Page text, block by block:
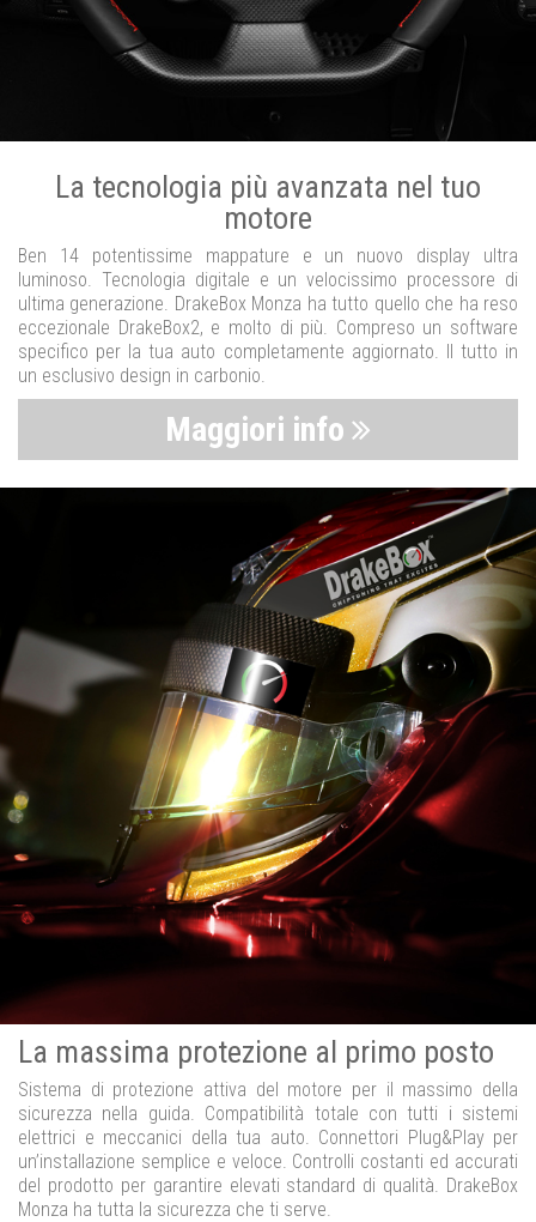
La tecnologia più avanzata nel tuo
motore
Ben 14 potentissime mappature e un nuovo display ultra
luminoso. Tecnologia digitale e un velocissimo processore di
ultima generazione. DrakeBox Monza ha tutto quello che ha reso
eccezionale DrakeBox2, e molto di più. Compreso un software
specifico per la tua auto completamente aggiornato. Il tutto in
un esclusivo design in carbonio.
Maggiori info
La massima protezione al primo posto
Sistema di protezione attiva del motore per il massimo della
sicurezza nella guida. Compatibilità totale con tutti i sistemi
elettrici e meccanici della tua auto. Connettori Plug&Play per
un’installazione semplice e veloce. Controlli costanti ed accurati
del prodotto per garantire elevati standard di qualità. DrakeBox
Monza ha tutta la sicurezza che ti serve.